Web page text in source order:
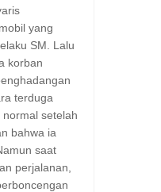
yang
SM. Lalu
korban
terduga
setelah
bahwa ia
saat
perjalanan,